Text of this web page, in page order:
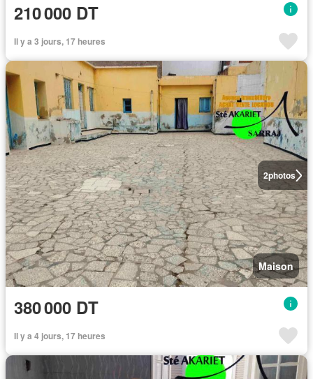
210 000 DT
Il y a 3 jours, 17 heures
2photos
Maison
380 000 DT
Il y a 4 jours, 17 heures